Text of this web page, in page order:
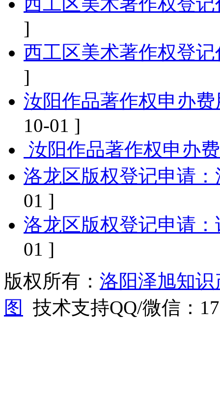
]
西工区美术著作权登
]
汝阳作品著作权申办
10-01 ]
汝阳作品著作权申办
洛龙区版权登记申请‌
01 ]
洛龙区版权登记申请‌
01 ]
版权所有： 洛阳泽旭知
图
技术支持QQ/微信：